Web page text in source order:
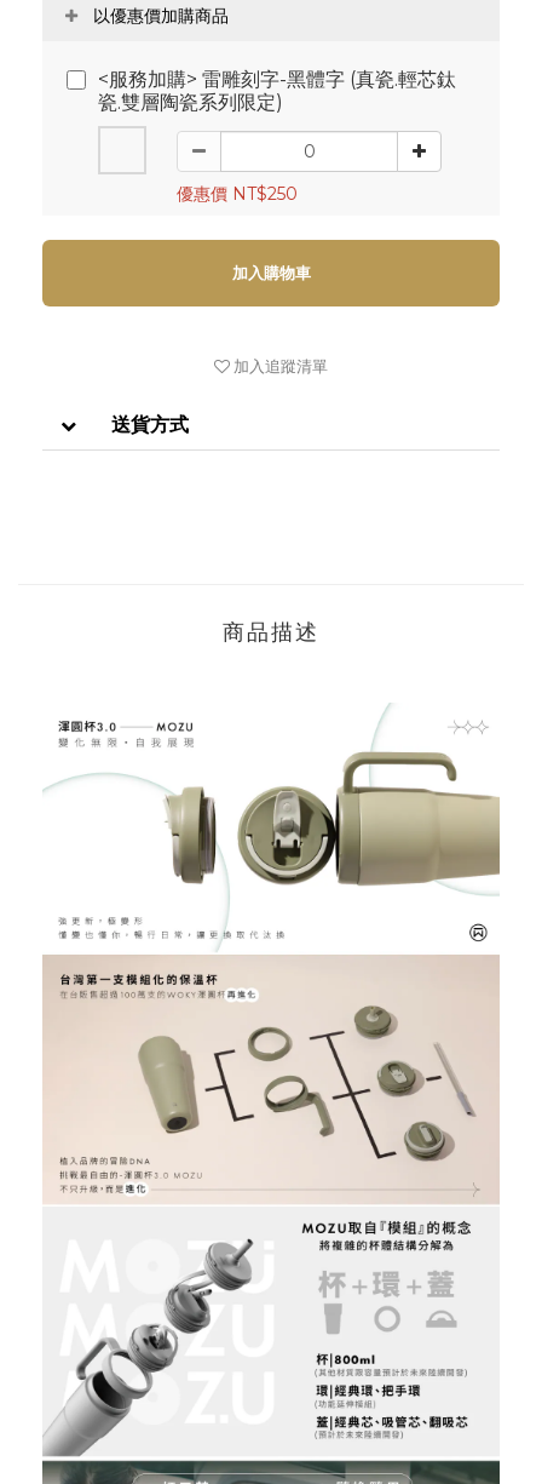
以優惠價加購商品
<服務加購> 雷雕刻字-黑體字 (真瓷.輕芯鈦
瓷.雙層陶瓷系列限定)
優惠價 NT$250
加入購物車
加入追蹤清單
送貨方式
商品描述